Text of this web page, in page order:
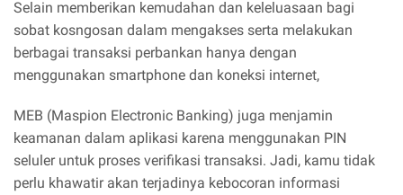
Selain memberikan kemudahan dan keleluasaan bagi
sobat kosngosan dalam mengakses serta melakukan
berbagai transaksi perbankan hanya dengan
menggunakan smartphone dan koneksi internet,
MEB (Maspion Electronic Banking) juga menjamin
keamanan dalam aplikasi karena menggunakan PIN
seluler untuk proses verifikasi transaksi. Jadi, kamu tidak
perlu khawatir akan terjadinya kebocoran informasi